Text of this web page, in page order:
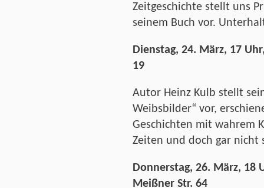
Zeitgeschichte stellt uns
seinem Buch vor.
Dienstag, 24. März, 17
19
Autor Heinz Kulb stellt
Weibsbilder“ vor,
Geschichten mit wahrem
Zeiten und doch gar nicht
Donnerstag, 26. März, 18
Meißner Str. 64